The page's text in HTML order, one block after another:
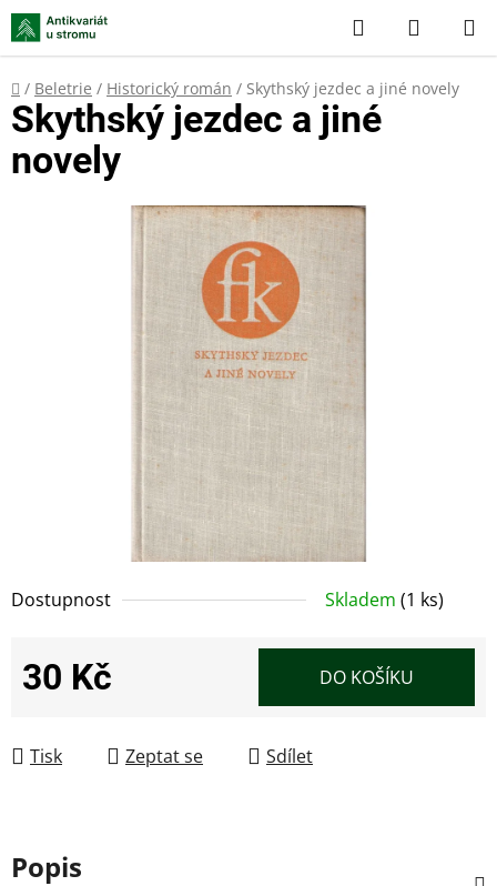
Přejít
na
obsah
Hledat
KOŠÍK
Domů
/ Beletrie / Historický román / Skythský jezdec a jiné novely
Dostupnost Skladem (1 ks)
30 Kč DO KOŠÍKU
Tisk Zeptat se Sdílet
Skythský jezdec a jiné
novely
Popis